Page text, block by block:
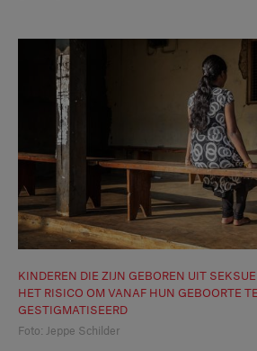
KINDEREN DIE ZIJN GEBOREN UIT
HET RISICO OM VANAF HUN GEBOORTE
GESTIGMATISEERD
Foto: Jeppe Schilder